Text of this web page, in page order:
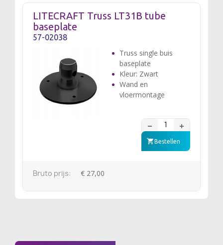
LITECRAFT Truss LT31B tube
baseplate
57-02038
Truss single buis
baseplate
Kleur: Zwart
Wand en
vloermontage
Bestellen
Bruto prijs: € 27,00